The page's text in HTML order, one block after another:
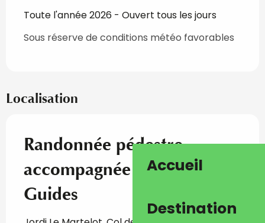
Accueil
Destination
Toute l'année 2026 - Ouvert tous les jours
Sous réserve de conditions météo favorables
Localisation
Randonnée pédestre
accompagnée - Bureau des
Guides